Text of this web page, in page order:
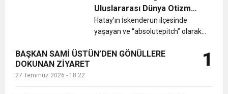
Cumhuriyet, Türk Milletinin Özgürlük
ve Onur Nişanesidir
HBB BAŞKANI ÖNTÜRK’ÜN
CUMHURİYET BAYRAMI MESAJI
17:36 KURUMLAR VERGİSİ ERTELENDİ
yarışması sonuçlandı. Yayladağı
Belediye Başkanı Mehmet Kalkan,
da...
Uluslararası Dünya Otizm
Festivali’nde Ödül Alacak
Hatay’ın İskenderun ilçesinde
yaşayan ve “absolutepitch” olarak
işitme yeteneğine sahip olması
BAŞKAN SAMİ ÜSTÜN’DEN GÖNÜLLERE
DOKUNAN ZİYARET
27 Temmuz 2026 - 18:22
1